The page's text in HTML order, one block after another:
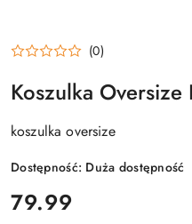
(0)
Koszulka Oversize
koszulka oversize
Dostępność: Duża dostępność
cena:
79.99